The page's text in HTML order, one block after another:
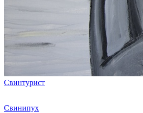
Свинтурист
Свинипух